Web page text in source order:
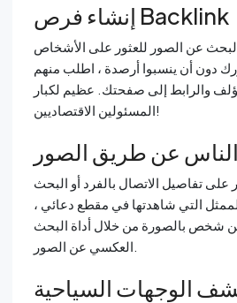
إنشاء فرص Backlink
عن الصور للعثور على الأشخاص
دون أن ينسبوا أرصدة ، اطلب منهم
والرابط إلى صفحتك. عظيم لكبار
المسئولين الاقتصاديين!
عن طريق الصور
على تفاصيل الاتصال بالفرد أو البحث
التي شاهدتها في مقطع دعائي ،
شخص بالصورة من خلال أداة البحث
الوجهات السياحية